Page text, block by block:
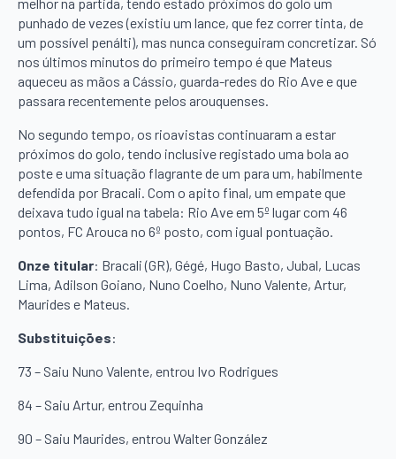
punhado de vezes (existiu um lance, que fez correr tinta, de
um possível penálti), mas nunca conseguiram concretizar. Só
nos últimos minutos do primeiro tempo é que Mateus
aqueceu as mãos a Cássio, guarda-redes do Rio Ave e que
passara recentemente pelos arouquenses.
No segundo tempo, os rioavistas continuaram a estar
próximos do golo, tendo inclusive registado uma bola ao
poste e uma situação flagrante de um para um, habilmente
defendida por Bracali. Com o apito final, um empate que
deixava tudo igual na tabela: Rio Ave em 5º lugar com 46
pontos, FC Arouca no 6º posto, com igual pontuação.
Onze titular: Bracali (GR), Gégé, Hugo Basto, Jubal, Lucas
Lima, Adilson Goiano, Nuno Coelho, Nuno Valente, Artur,
Maurides e Mateus.
Substituições:
73 – Saiu Nuno Valente, entrou Ivo Rodrigues
84 – Saiu Artur, entrou Zequinha
90 – Saiu Maurides, entrou Walter González